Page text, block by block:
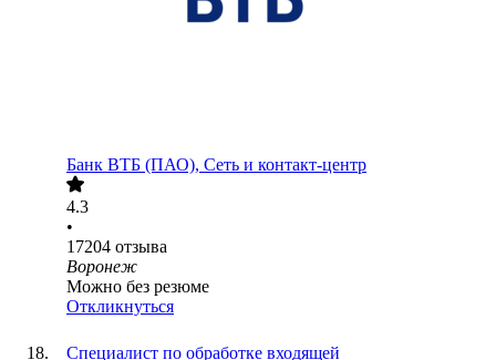
Банк ВТБ (ПАО), Сеть и контакт-центр
4.3
•
17204 отзыва
Воронеж
Можно без резюме
Откликнуться
Специалист по обработке входящей